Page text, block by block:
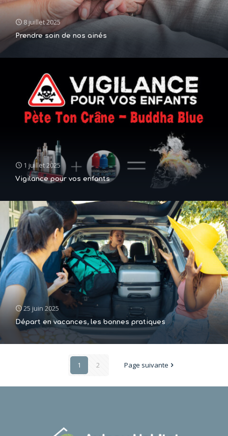
8 juillet 2025
Prendre soin de nos ainés
1 juillet 2025
Vigilance pour vos enfants
25 juin 2025
Départ en vacances, les bonnes pratiques
1 2 Page suivante